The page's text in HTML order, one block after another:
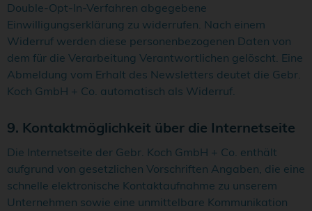
Double-Opt-In-Verfahren abgegebene
Einwilligungserklärung zu widerrufen. Nach einem
Widerruf werden diese personenbezogenen Daten von
dem für die Verarbeitung Verantwortlichen gelöscht. Eine
Abmeldung vom Erhalt des Newsletters deutet die Gebr.
Koch GmbH + Co. automatisch als Widerruf.
9. Kontaktmöglichkeit über die Internetseite
Die Internetseite der Gebr. Koch GmbH + Co. enthält
aufgrund von gesetzlichen Vorschriften Angaben, die eine
schnelle elektronische Kontaktaufnahme zu unserem
Unternehmen sowie eine unmittelbare Kommunikation